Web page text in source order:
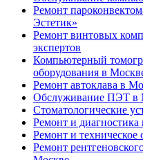
Ремонт
Эстетик»
Ремонт винтовых
экспертов
Компьютерный
оборудования в
Ремонт автоклава в
Обслуживание ПЭТ в
Стоматологические
Ремонт и
Ремонт и
Ремонт